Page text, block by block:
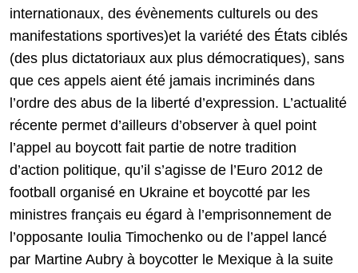
internationaux, des évènements culturels ou des
manifestations sportives)et la variété des États ciblés
(des plus dictatoriaux aux plus démocratiques), sans
que ces appels aient été jamais incriminés dans
l’ordre des abus de la liberté d’expression. L’actualité
récente permet d’ailleurs d’observer à quel point
l’appel au boycott fait partie de notre tradition
d’action politique, qu’il s’agisse de l’Euro 2012 de
football organisé en Ukraine et boycotté par les
ministres français eu égard à l’emprisonnement de
l’opposante Ioulia Timochenko ou de l’appel lancé
par Martine Aubry à boycotter le Mexique à la suite